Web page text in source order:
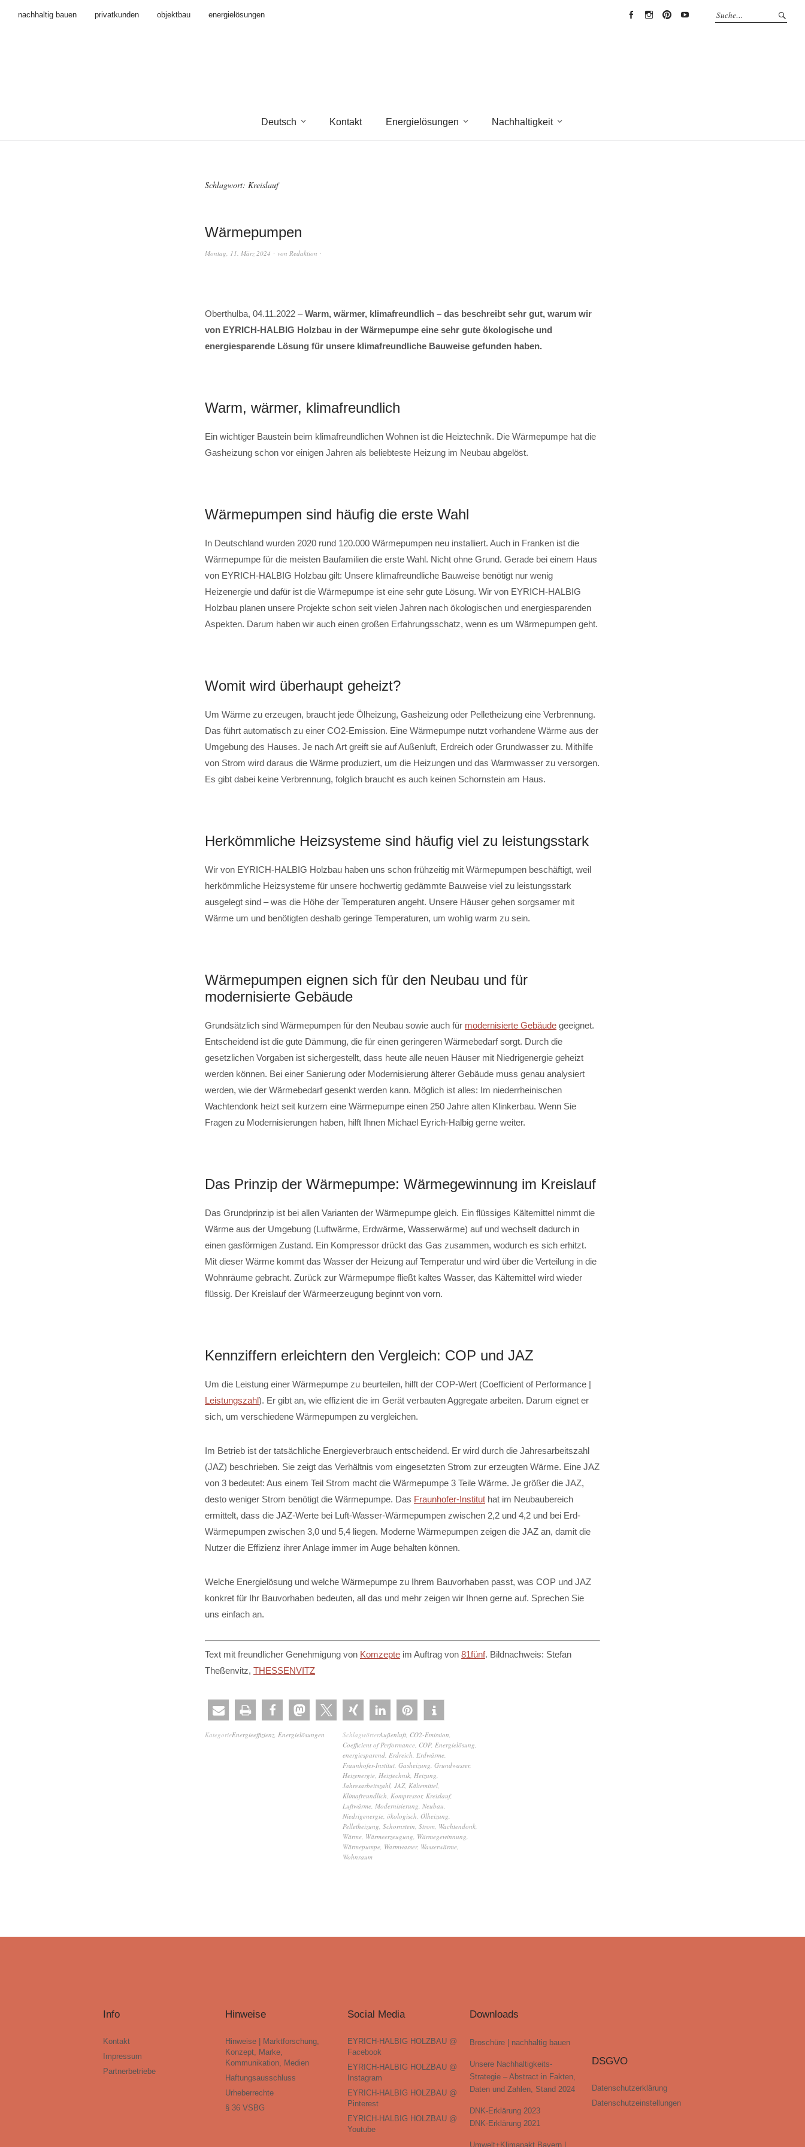
nachhaltig bauen privatkunden objektbau
energielösungen
Deutsch Kontakt Energielösungen Nachhaltigkeit
Schlagwort: Kreislauf
Wärmepumpen
Montag, 11. März 2024 von Redaktion
Oberthulba, 04.11.2022 –Warm, wärmer, klimafreundlich – das beschreibt sehr gut, warum wir
von EYRICH-HALBIG Holzbau in der Wärmepumpe eine sehr gute ökologische und
energiesparende Lösung für unsere klimafreundliche Bauweise gefunden haben.
Warm, wärmer, klimafreundlich
Ein wichtiger Baustein beim klimafreundlichen Wohnen ist die Heiztechnik. Die Wärmepumpe hat die
Gasheizung schon vor einigen Jahren als beliebteste Heizung im Neubau abgelöst.
Wärmepumpen sind häufig die erste Wahl
In Deutschland wurden 2020 rund 120.000 Wärmepumpen neu installiert. Auch in Franken ist die
Wärmepumpe für die meisten Baufamilien die erste Wahl. Nicht ohne Grund. Gerade bei einem Haus
von EYRICH-HALBIG Holzbau gilt: Unsere klimafreundliche Bauweise benötigt nur wenig
Heizenergie und dafür ist die Wärmepumpe ist eine sehr gute Lösung. Wir von EYRICH-HALBIG
Holzbau planen unsere Projekte schon seit vielen Jahren nach ökologischen und energiesparenden
Aspekten. Darum haben wir auch einen großen Erfahrungsschatz, wenn es um Wärmepumpen geht.
Womit wird überhaupt geheizt?
Um Wärme zu erzeugen, braucht jede Ölheizung, Gasheizung oder Pelletheizung eine Verbrennung.
Das führt automatisch zu einer CO2-Emission. Eine Wärmepumpe nutzt vorhandene Wärme aus der
Umgebung des Hauses. Je nach Art greift sie auf Außenluft, Erdreich oder Grundwasser zu. Mithilfe
von Strom wird daraus die Wärme produziert, um die Heizungen und das Warmwasser zu versorgen.
Es gibt dabei keine Verbrennung, folglich braucht es auch keinen Schornstein am Haus.
Herkömmliche Heizsysteme sind häufig viel zu leistungsstark
Wir von EYRICH-HALBIG Holzbau haben uns schon frühzeitig mit Wärmepumpen beschäftigt, weil
herkömmliche Heizsysteme für unsere hochwertig gedämmte Bauweise viel zu leistungsstark
ausgelegt sind – was die Höhe der Temperaturen angeht. Unsere Häuser gehen sorgsamer mit
Wärme um und benötigten deshalb geringe Temperaturen, um wohlig warm zu sein.
Wärmepumpen eignen sich für den Neubau und für
modernisierte Gebäude
Grundsätzlich sind Wärmepumpen für den Neubau sowie auch für modernisierte Gebäude geeignet.
Entscheidend ist die gute Dämmung, die für einen geringeren Wärmebedarf sorgt. Durch die
gesetzlichen Vorgaben ist sichergestellt, dass heute alle neuen Häuser mit Niedrigenergie geheizt
werden können. Bei einer Sanierung oder Modernisierung älterer Gebäude muss genau analysiert
werden, wie der Wärmebedarf gesenkt werden kann. Möglich ist alles: Im niederrheinischen
Wachtendonk heizt seit kurzem eine Wärmepumpe einen 250 Jahre alten Klinkerbau. Wenn Sie
Fragen zu Modernisierungen haben, hilft Ihnen Michael Eyrich-Halbig gerne weiter.
Das Prinzip der Wärmepumpe: Wärmegewinnung im Kreislauf
Das Grundprinzip ist bei allen Varianten der Wärmepumpe gleich. Ein flüssiges Kältemittel nimmt die
Wärme aus der Umgebung (Luftwärme, Erdwärme, Wasserwärme) auf und wechselt dadurch in
einen gasförmigen Zustand. Ein Kompressor drückt das Gas zusammen, wodurch es sich erhitzt.
Mit dieser Wärme kommt das Wasser der Heizung auf Temperatur und wird über die Verteilung in die
Wohnräume gebracht. Zurück zur Wärmepumpe fließt kaltes Wasser, das Kältemittel wird wieder
flüssig. Der Kreislauf der Wärmeerzeugung beginnt von vorn.
Kennziffern erleichtern den Vergleich: COP und JAZ
Um die Leistung einer Wärmepumpe zu beurteilen, hilft der COP-Wert (Coefficient of Performance |
Leistungszahl). Er gibt an, wie effizient die im Gerät verbauten Aggregate arbeiten. Darum eignet er
sich, um verschiedene Wärmepumpen zu vergleichen.
Im Betrieb ist der tatsächliche Energieverbrauch entscheidend. Er wird durch die Jahresarbeitszahl
(JAZ) beschrieben. Sie zeigt das Verhältnis vom eingesetzten Strom zur erzeugten Wärme. Eine JAZ
von 3 bedeutet: Aus einem Teil Strom macht die Wärmepumpe 3 Teile Wärme. Je größer die JAZ,
desto weniger Strom benötigt die Wärmepumpe. Das Fraunhofer-Institut hat im Neubaubereich
ermittelt, dass die JAZ-Werte bei Luft-Wasser-Wärmepumpen zwischen 2,2 und 4,2 und bei Erd-
Wärmepumpen zwischen 3,0 und 5,4 liegen. Moderne Wärmepumpen zeigen die JAZ an, damit die
Nutzer die Effizienz ihrer Anlage immer im Auge behalten können.
Welche Energielösung und welche Wärmepumpe zu Ihrem Bauvorhaben passt, was COP und JAZ
konkret für Ihr Bauvorhaben bedeuten, all das und mehr zeigen wir Ihnen gerne auf. Sprechen Sie
uns einfach an.
Text mit freundlicher Genehmigung von Komzepte im Auftrag von 81fünf. Bildnachweis: Stefan
Theßenvitz, THESSENVITZ
KategorieEnergieeffizienz Energielösungen SchlagwörterAußenluft CO2-Emission
Coefficient of Performance COP, Energielösung
energiesparend Erdreich Erdwärme
Fraunhofer-Institut Gasheizung Grundwasser,
Heizenergie Heiztechnik Heizung
Jahresarbeitszahl JAZ, Kältemittel
Klimafreundlich Kompressor, Kreislauf,
Luftwärme Modernisierung Neubau
Niedrigenergie ökologisch Ölheizung
Pelletheizung Schornstein Strom Wachtendonk
Wärme Wärmeerzeugung Wärmegewinnung
Wärmepumpe Warmwasser, Wasserwärme
Wohnraum
Info
Kontakt
Impressum
Partnerbetriebe
Hinweise
Hinweise | Marktforschung,
Konzept, Marke,
Kommunikation, Medien
Haftungsausschluss
Urheberrechte
§ 36 VSBG
Social Media
EYRICH-HALBIG HOLZBAU @
Facebook
EYRICH-HALBIG HOLZBAU @
Instagram
EYRICH-HALBIG HOLZBAU @
Pinterest
EYRICH-HALBIG HOLZBAU @
Youtube
Downloads
Broschüre | nachhaltig bauen
Unsere Nachhaltigkeits-
Strategie – Abstract in Fakten,
Daten und Zahlen, Stand 2024
DNK-Erklärung 2023
DNK-Erklärung 2021
Umwelt+Klimapakt Bayern |
DSGVO
Datenschutzerklärung
Datenschutzeinstellungen